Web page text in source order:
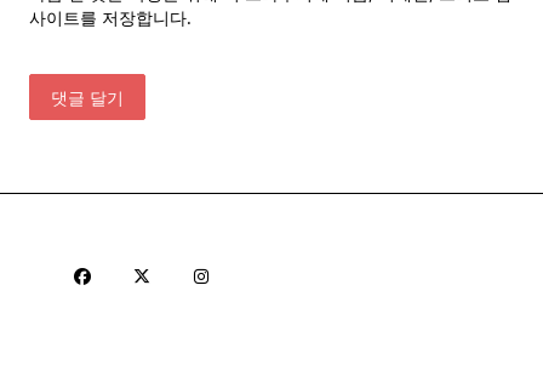
사이트를 저장합니다.